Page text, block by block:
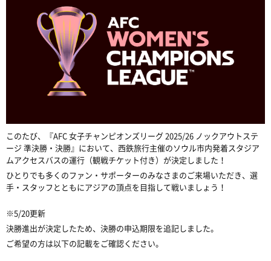
このたび、『AFC 女子チャンピオンズリーグ 2025/26 ノックアウトステ
ージ 準決勝・決勝』において、西鉄旅行主催のソウル市内発着スタジア
ムアクセスバスの運行（観戦チケット付き）が決定しました！
ひとりでも多くのファン・サポーターのみなさまのご来場いただき、選
手・スタッフとともにアジアの頂点を目指して戦いましょう！
※5/20更新
決勝進出が決定したため、決勝の申込期限を追記しました。
ご希望の方は以下の記載をご確認ください。